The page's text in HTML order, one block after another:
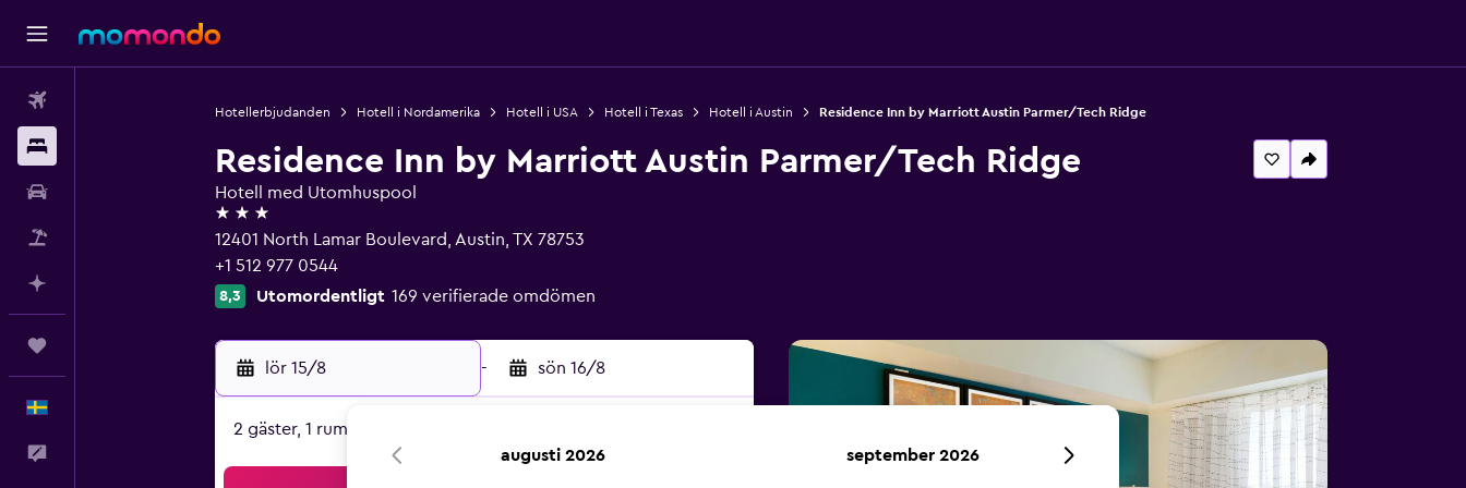
Hotellerbjudanden Hotell i Nordamerika Hotell i USA Hotell i Texas Hotell i Austin Residence Inn by Marriott Austin Parmer/Tech Ridge
Residence Inn by Marriott Austin Parmer/Tech Ridge
Hotell med Utomhuspool
3 stjärnor
12401 North Lamar Boulevard, Austin, TX 78753
+1 512 977 0544
8,3 Utomordentligt 169 verifierade omdömen
lör 15/8 - sön 16/8
2 gäster, 1 rum
augusti 2026 september 2026